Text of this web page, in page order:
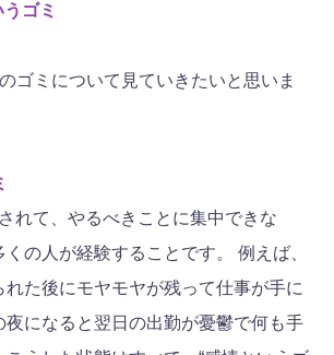
ゴミ
ゴミについて見ていきたいと思いま
れて、やるべきことに集中できな
の人が経験することです。 例えば、
れた後にモヤモヤが残って仕事が手に
夜になると翌日の出勤が憂鬱で何も手